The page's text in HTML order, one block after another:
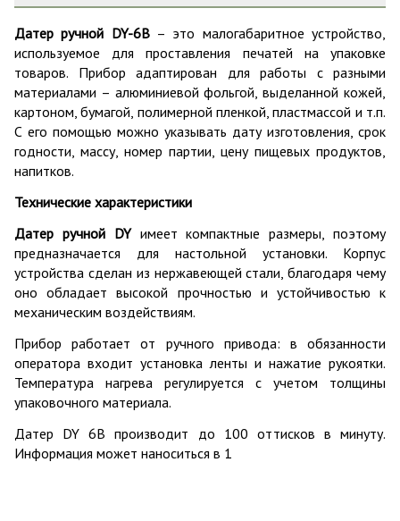
Датер ручной DY-6B– это малогабаритное устройство,
используемое для проставления печатей на упаковке
товаров. Прибор адаптирован для работы с разными
материалами – алюминиевой фольгой, выделанной кожей,
картоном, бумагой, полимерной пленкой, пластмассой и т.п.
С его помощью можно указывать дату изготовления, срок
годности, массу, номер партии, цену пищевых продуктов,
напитков.
Технические характеристики
Датер ручной DYимеет компактные размеры, поэтому
предназначается для настольной установки. Корпус
устройства сделан из нержавеющей стали, благодаря чему
оно обладает высокой прочностью и устойчивостью к
механическим воздействиям.
Прибор работает от ручного привода: в обязанности
оператора входит установка ленты и нажатие рукоятки.
Температура нагрева регулируется с учетом толщины
упаковочного материала.
Датер DY 6B производит до 100 оттисков в минуту.
Информация может наноситься в 1